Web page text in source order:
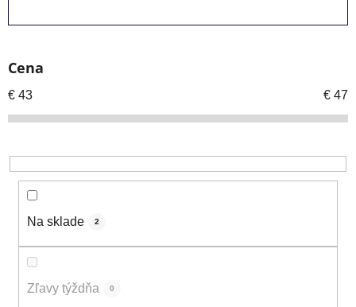
p
r
o
u
k
Cena
€ 43 € 47
Na sklade 2
Zľavy týždňa 0